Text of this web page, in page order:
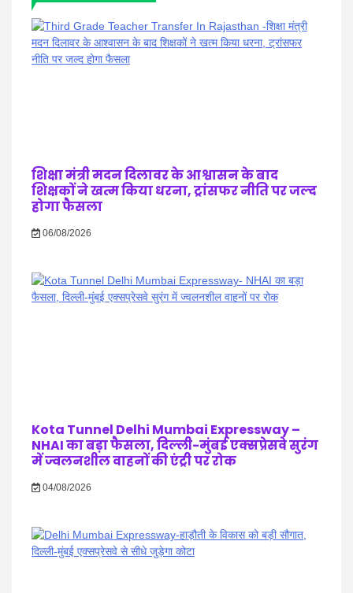
शिक्षा मंत्री मदन दिलावर के आश्वासन के बाद
शिक्षकों ने खत्म किया धरना, ट्रांसफर नीति पर जल्द
होगा फैसला
06/08/2026
Kota Tunnel Delhi Mumbai Expressway –
NHAI का बड़ा फैसला, दिल्ली-मुंबई एक्सप्रेसवे सुरंग
में ज्वलनशील वाहनों की एंट्री पर रोक
04/08/2026